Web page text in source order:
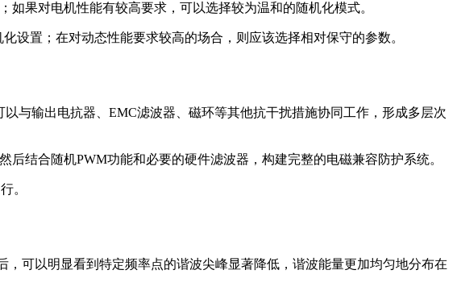
果对电机性能有较高要求，可以选择较为温和的随机化模式。
设置；在对动态性能要求较高的场合，则应该选择相对保守的参数。
与输出电抗器、EMC滤波器、磁环等其他抗干扰措施协同工作，形成多层次
结合随机PWM功能和必要的硬件滤波器，构建完整的电磁兼容防护系统。
。
可以明显看到特定频率点的谐波尖峰显著降低，谐波能量更加均匀地分布在